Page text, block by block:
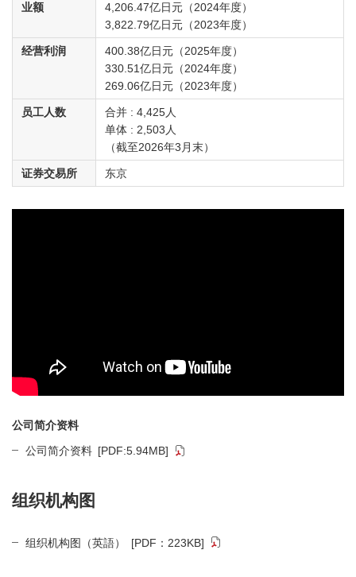
业额
4,206.47亿日元（2024年度）
3,822.79亿日元（2023年度）
经营利润
400.38亿日元（2025年度）
330.51亿日元（2024年度）
269.06亿日元（2023年度）
员工人数
合并 : 4,425人
单体 : 2,503人
（截至2026年3月末）
证券交易所 东京
公司简介资料
公司简介资料 [PDF:5.94MB]
组织机构图
组织机构图（英語） [PDF：223KB]